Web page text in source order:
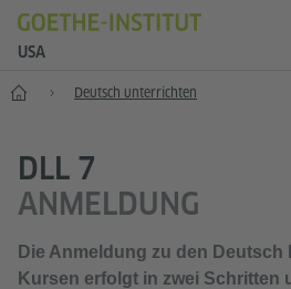
USA
Start Deutsch unterrichten
DLL 7
ANMELDUNG
Die Anmeldung zu den Deutsch
Kursen erfolgt in zwei Schritten